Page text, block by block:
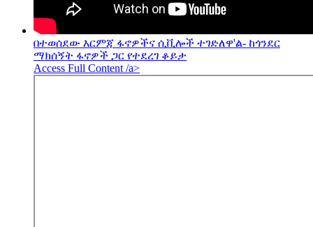
በተወሰደው እርምጃ ፋኖዎችና ሲቪሎች ተገድለዋ'ል- ከጎንደር
ማክሰኝት ፋኖዎች ጋር የተደረገ ቆይታ
Access Full Content /a>